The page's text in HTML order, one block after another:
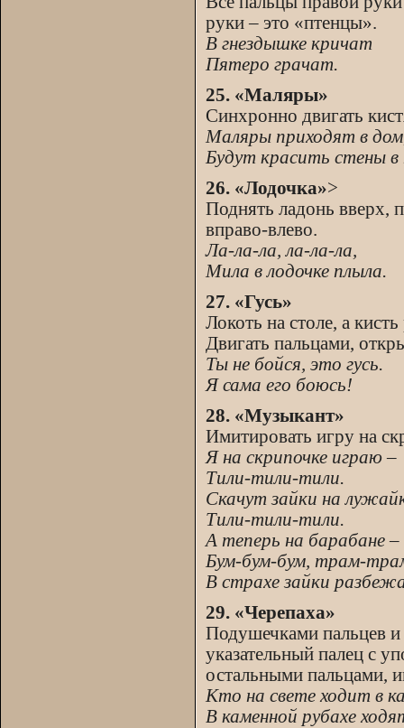
руки – это «птенцы».
В гнездышке кричат
Пятеро грачат.
25. «Маляры»
Синхронно двигать
Маляры приходят в
Будут красить стены в
26. «Лодочка»>
Поднять ладонь вверх,
вправо-влево.
Ла-ла-ла, ла-ла-ла,
Мила в лодочке плыла.
27. «Гусь»
Локоть на столе, а
Двигать пальцами,
Ты не бойся, это гусь.
Я сама его боюсь!
28. «Музыкант»
Имитировать игру на
Я на скрипочке играю –
Тили-тили-тили.
Скачут зайки на
Тили-тили-тили.
А теперь на барабане –
Бум-бум-бум, трам-
В страхе зайки
29. «Черепаха»
Подушечками пальцев
указательный палец с
остальными пальцами,
Кто на свете ходит в
В каменной рубахе